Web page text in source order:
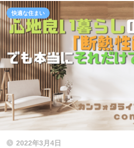
2022年3月4日
快適な住まい